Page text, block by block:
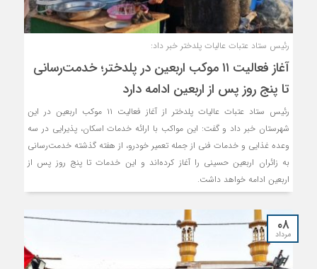
رئیس ستاد عتبات عالیات پلدختر خبر داد:
آغاز فعالیت ۱۱ موکب اربعین در پلدختر؛ خدمت‌رسانی
تا پنج روز پس از اربعین ادامه دارد
رئیس ستاد عتبات عالیات پلدختر از آغاز فعالیت ۱۱ موکب اربعین در این
شهرستان خبر داد و گفت: این مواکب با ارائه خدمات اسکان، پذیرایی در سه
وعده غذایی و خدمات فنی از جمله تعمیر خودرو، از هفته گذشته خدمت‌رسانی
به زائران اربعین حسینی را آغاز کرده‌اند و این خدمات تا پنج روز پس از
اربعین ادامه خواهد داشت.
۰۸
مرداد